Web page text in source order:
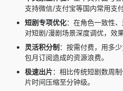
支持微信/支付宝等国内常用支付
短剧专项优化：在角色一致性
对短剧/漫剧场景深度调优，效
灵活积分制 ：按需付费，用多
包月订阅造成的资源浪费。
极速出片：相比传统短剧数周
片时间压缩至分钟级。